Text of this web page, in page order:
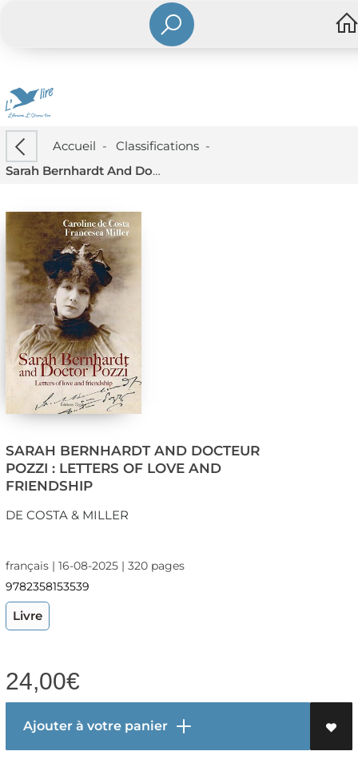
Accueil - Classifications-
Sarah Bernhardt And Docteur Pozzi : Letters Of Love And Friendship
SARAH BERNHARDT AND DOCTEUR
POZZI : LETTERS OF LOVE AND
FRIENDSHIP
DE COSTA & MILLER
français | 16-08-2025 | 320 pages
9782358153539
Livre
24,00€
Ajouter à votre panier